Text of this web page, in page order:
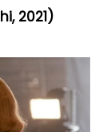
2021)